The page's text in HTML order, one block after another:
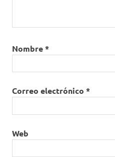
Nombre*
Correo electrónico *
Web